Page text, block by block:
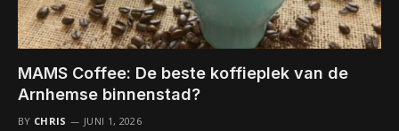
MAMS Coffee: De beste koffieplek van de
Arnhemse binnenstad?
BY CHRIS JUNI 1, 2026